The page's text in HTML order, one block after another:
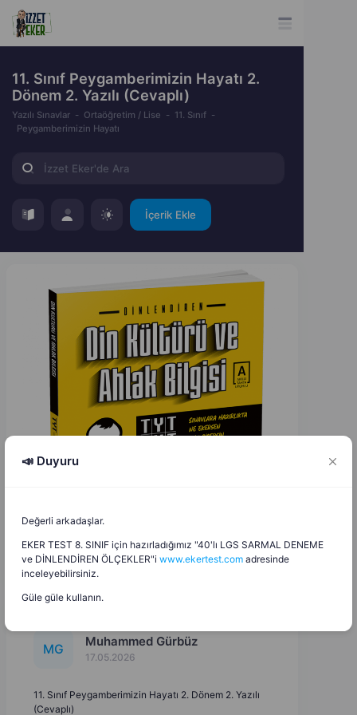
11. Sınıf Peygamberimizin Hayatı 2.
Dönem 2. Yazılı (Cevaplı)
Yazılı Sınavlar Ortaöğretim / Lise
11. Sınıf
Peygamberimizin Hayatı
İçerik Ekle
MG Muhammed Gürbüz
17.05.2026
11. Sınıf Peygamberimizin Hayatı 2. Dönem 2. Yazılı
(Cevaplı)
📣 Duyuru
Değerli arkadaşlar.
EKER TEST 8. SINIF için hazırladığımız "40'lı LGS SARMAL DENEME
ve DİNLENDİREN ÖLÇEKLER"i www.ekertest.com adresinde
inceleyebilirsiniz.
Güle güle kullanın.